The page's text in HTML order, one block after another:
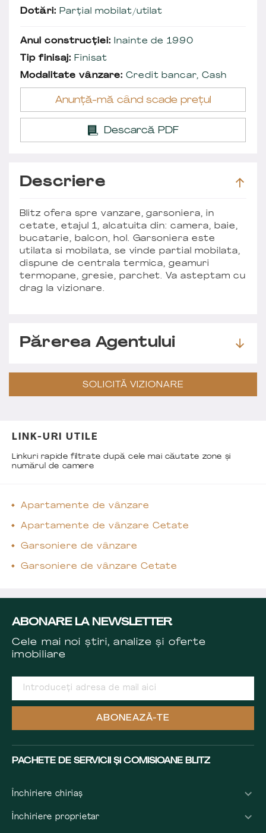
Dotări: Parțial mobilat/utilat
Anul construcției: Inainte de 1990
Tip finisaj: Finisat
Modalitate vânzare: Credit bancar, Cash
Anunță-mă când scade prețul
Descarcă PDF
Descriere
Blitz ofera spre vanzare, garsoniera, in
cetate, etajul 1, alcatuita din: camera, baie,
bucatarie, balcon, hol. Garsoniera este
utilata si mobilata, se vinde partial mobilata,
dispune de centrala termica, geamuri
termopane, gresie, parchet. Va asteptam cu
drag la vizionare.
Părerea Agentului
SOLICITĂ VIZIONARE
LINK-URI UTILE
Linkuri rapide filtrate după cele mai căutate zone și
numărul de camere
Apartamente de vânzare
Apartamente de vânzare Cetate
Garsoniere de vânzare
Garsoniere de vânzare Cetate
ABONARE LA NEWSLETTER
Cele mai noi știri, analize și oferte
imobiliare
ABONEAZĂ-TE
PACHETE DE SERVICII ȘI COMISIOANE BLITZ
Închiriere chiriaș
Închiriere proprietar